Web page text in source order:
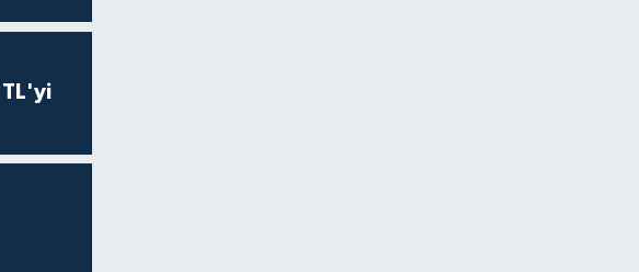
TL'yi